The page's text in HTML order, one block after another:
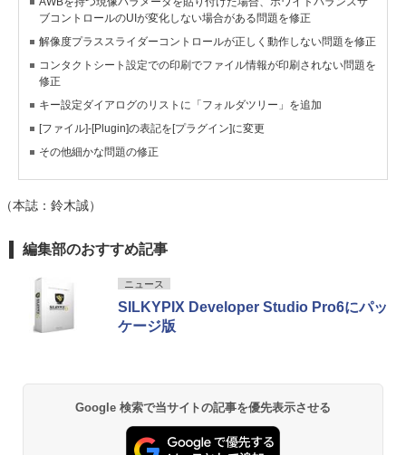
ブコントロールのUIが変化しない場合がある問題を修正
解像度プラススライダーコントロールが正しく動作しない問題を修正
コンタクトシート設定での印刷でファイル情報が印刷されない問題を
修正
キー設定ダイアログのリストに「フォルダツリー」を追加
[ファイル]-[Plugin]の表記を[プラグイン]に変更
その他細かな問題の修正
（本誌：鈴木誠）
編集部のおすすめ記事
ニュース
SILKYPIX Developer Studio Pro6にパッ
ケージ版
Google 検索で当サイトの記事を優先表示させる